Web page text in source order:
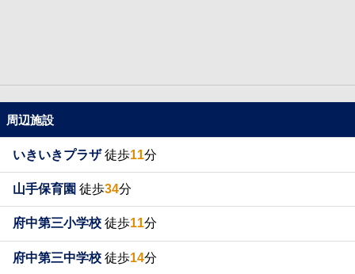
周辺施設
いきいきプラザ徒歩11分
山手保育園 徒歩34分
府中第三小学校 徒歩11分
府中第三中学校 徒歩14分